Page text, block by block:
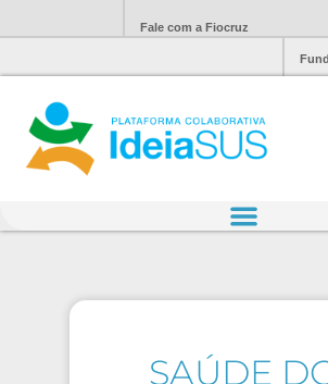
Fale com a Fiocruz
SAÚDE